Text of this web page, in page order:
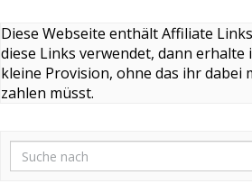
Diese Webseite enthält Affiliate
diese Links verwendet, dann erhalte
kleine Provision, ohne das ihr dabei
zahlen müsst.